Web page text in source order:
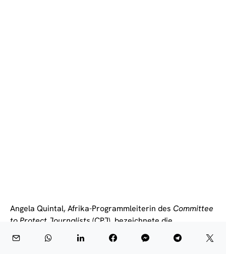
Angela Quintal, Afrika-Programmleiterin des Committee
to Protect Journalists (CPJ), bezeichnete die
Suspendierung als „Akt der Zensur und
Einschüchterung“. Sie warf den Behörden vor,